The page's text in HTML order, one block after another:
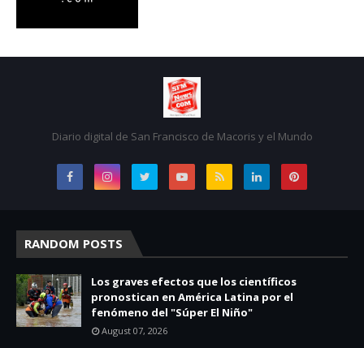
Diario digital de San Francisco de Macoris y el Mundo
RANDOM POSTS
Los graves efectos que los científicos
pronostican en América Latina por el
fenómeno del "Súper El Niño"
August 07, 2026